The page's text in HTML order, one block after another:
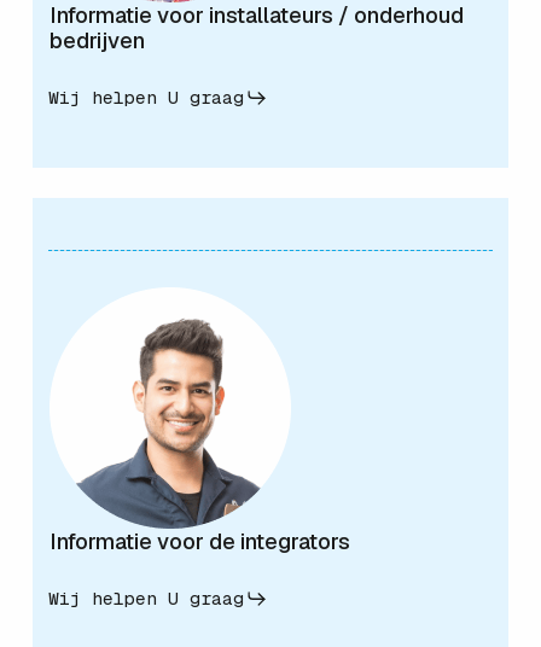
Informatie voor installateurs / onderhoud
bedrijven
Wij helpen U graag
Informatie voor de integrators
Wij helpen U graag